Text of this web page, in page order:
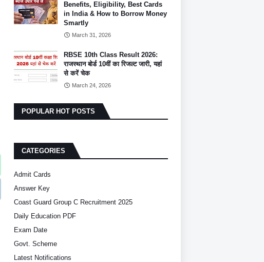
Benefits, Eligibility, Best Cards
in India & How to Borrow Money
Smartly
March 31, 2026
RBSE 10th Class Result 2026:
राजस्थान बोर्ड 10वीं का रिजल्ट जारी, यहां
से करें चेक
March 24, 2026
POPULAR HOT POSTS
CATEGORIES
Admit Cards
Answer Key
Coast Guard Group C Recruitment 2025
Daily Education PDF
Exam Date
Govt. Scheme
Latest Notifications